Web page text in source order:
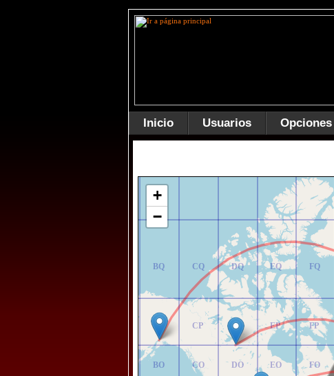
Inicio Usuarios Opciones
BO
BP
BQ
BR
CO
CP
CQ
CR
DO
DP
DQ
DR
EO
EP
EQ
ER
FO
FP
FQ
FR
+
−